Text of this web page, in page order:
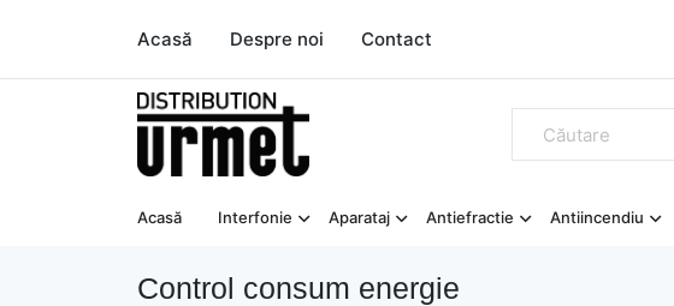
Acasă Despre noi Contact
Acasă Interfonie Aparataj Antiefractie Antiincendiu
Control consum energie